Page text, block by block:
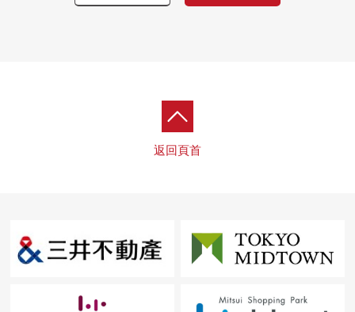
■ 在找想要的家方面給予幫助的━━━━━・・・
房屋的詳細、需討論是如感興趣,歡迎請隨時聯繫我們。
返回頁首